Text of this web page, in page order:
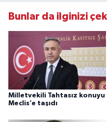
Bunlar da ilginizi
Milletvekili Tahtasız konuyu
Meclis’e taşıdı